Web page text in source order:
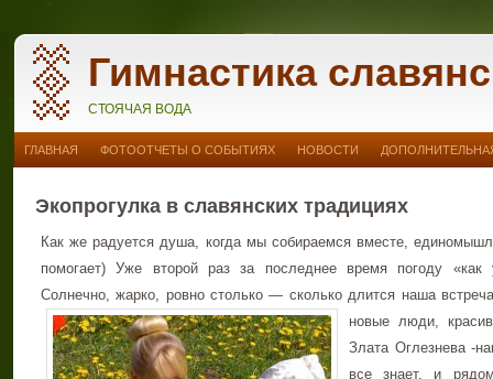
Гимнастика
СТОЯЧАЯ ВОДА
ГЛАВНАЯ ФОТООТЧЕТЫ О СОБЫТИЯХ НОВОСТИ
Экопрогулка в славянских традициях
Как же радуется душа, когда мы собираемся вместе,
помогает) Уже второй раз за последнее время погоду «как
Солнечно, жарко, ровно столько — сколько длится наша
новые люди,
Злата Оглезнева -
все знает, и